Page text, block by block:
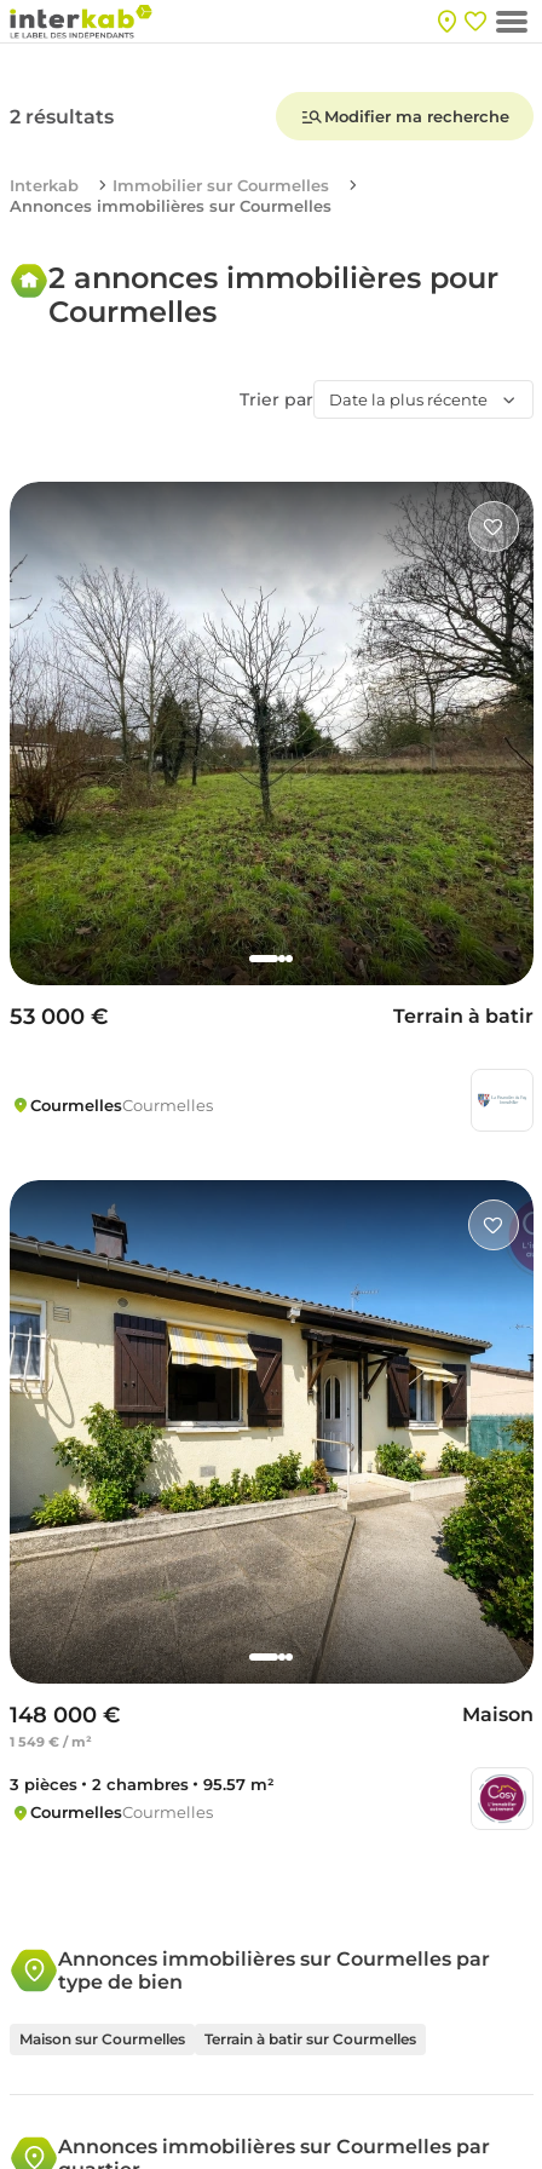
2 résultats Modifier ma recherche
Interkab
Immobilier sur Courmelles
Annonces immobilières sur Courmelles
2 annonces immobilières pour
Courmelles
Trier par Date la plus récente
53 000 € Terrain à batir
CourmellesCourmelles
148 000 €
1 549 € / m²
Maison
3 pièces 2 chambres
95.57 m²
CourmellesCourmelles
Annonces immobilières sur Courmelles par
type de bien
Maison sur Courmelles Terrain à batir sur Courmelles
Annonces immobilières sur Courmelles par